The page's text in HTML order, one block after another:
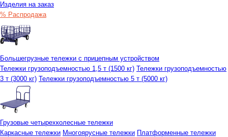
Изделия на заказ
% Распродажа
Большегрузные тележки с прицепным устройством
Тележки грузоподъемностью 1,5 т (1500 кг) Тележки грузоподъемностью
3 т (3000 кг) Тележки грузоподъемностью 5 т (5000 кг)
Грузовые четырехколесные тележки
Каркасные тележки Многоярусные тележки Платформенные тележки